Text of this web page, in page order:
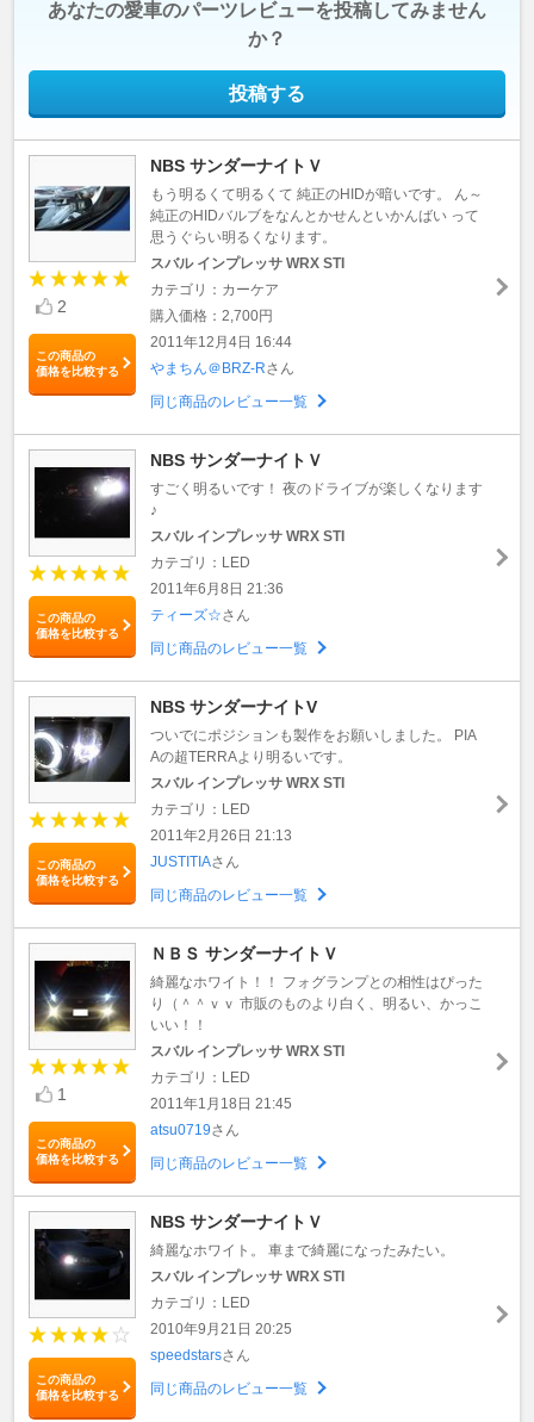
あなたの愛車のパーツレビューを投稿してみません
か？
投稿する
2
この商品の
価格を比較する
NBS サンダーナイトＶ
もう明るくて明るくて 純正のHIDが暗いです。 ん～
純正のHIDバルブをなんとかせんといかんばい って
思うぐらい明るくなります。
スバル インプレッサ WRX STI
カテゴリ：カーケア
購入価格：2,700円
2011年12月4日 16:44
やまちん＠BRZ-Rさん
同じ商品のレビュー一覧
この商品の
価格を比較する
NBS サンダーナイトＶ
すごく明るいです！ 夜のドライブが楽しくなります
♪
スバル インプレッサ WRX STI
カテゴリ：LED
2011年6月8日 21:36
ティーズ☆さん
同じ商品のレビュー一覧
この商品の
価格を比較する
NBS サンダーナイトV
ついでにポジションも製作をお願いしました。 PIA
Aの超TERRAより明るいです。
スバル インプレッサ WRX STI
カテゴリ：LED
2011年2月26日 21:13
JUSTITIAさん
同じ商品のレビュー一覧
1
この商品の
価格を比較する
ＮＢＳ サンダーナイトＶ
綺麗なホワイト！！ フォグランプとの相性はぴった
り（＾＾ｖｖ 市販のものより白く、明るい、かっこ
いい！！
スバル インプレッサ WRX STI
カテゴリ：LED
2011年1月18日 21:45
atsu0719さん
同じ商品のレビュー一覧
この商品の
価格を比較する
NBS サンダーナイトＶ
綺麗なホワイト。 車まで綺麗になったみたい。
スバル インプレッサ WRX STI
カテゴリ：LED
2010年9月21日 20:25
speedstarsさん
同じ商品のレビュー一覧